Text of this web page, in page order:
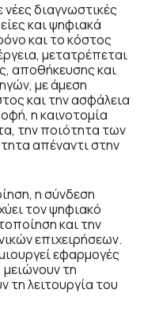
νέες διαγνωστικές
και ψηφιακά
και το κόστος
μετατρέπεται
αποθήκευσης και
με άμεση
και την ασφάλεια
η καινοτομία
την ποιότητα των
απέναντι στην
η σύνδεση
τον ψηφιακό
και την
επιχειρήσεων.
εφαρμογές
τη
τη λειτουργία του